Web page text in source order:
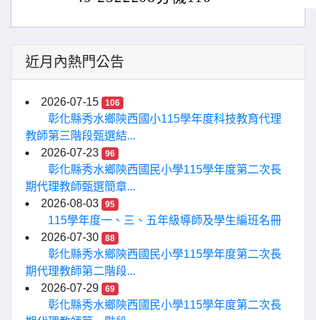
近月內熱門公告
2026-07-15 106
彰化縣秀水鄉陝西國小115學年度科技教育代理
教師第三階段甄選結...
2026-07-23
96
彰化縣秀水鄉陝西國民小學115學年度第二次長
期代理教師甄選簡章...
2026-08-03
95
115學年度一、三、五年級導師及學生編班名冊
2026-07-30
88
彰化縣秀水鄉陝西國民小學115學年度第二次長
期代理教師第二階段...
2026-07-29
69
彰化縣秀水鄉陝西國民小學115學年度第二次長